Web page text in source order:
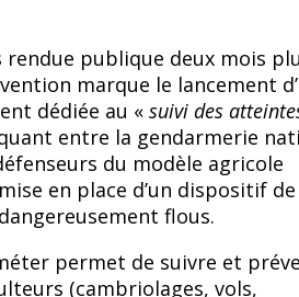
rendue publique deux mois
marque le lancement
dédiée au « suivi des
entre la gendarmerie
du modèle agricole
en place d’un dispositif de
flous.
permet de suivre et
(cambriolages, vols,